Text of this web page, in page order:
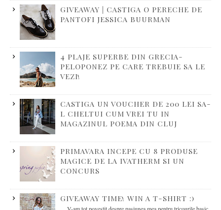
GIVEAWAY | CASTIGA O PERECHE DE
PANTOFI JESSICA BUURMAN
4 PLAJE SUPERBE DIN GRECIA-
PELOPONEZ PE CARE TREBUIE SA LE
VEZI!
CASTIGA UN VOUCHER DE 200 LEI SA-
L CHELTUI CUM VREI TU IN
MAGAZINUL POEMA DIN CLUJ
PRIMAVARA INCEPE CU 8 PRODUSE
MAGICE DE LA IVATHERM SI UN
CONCURS
GIVEAWAY TIME! WIN A T-SHIRT :)